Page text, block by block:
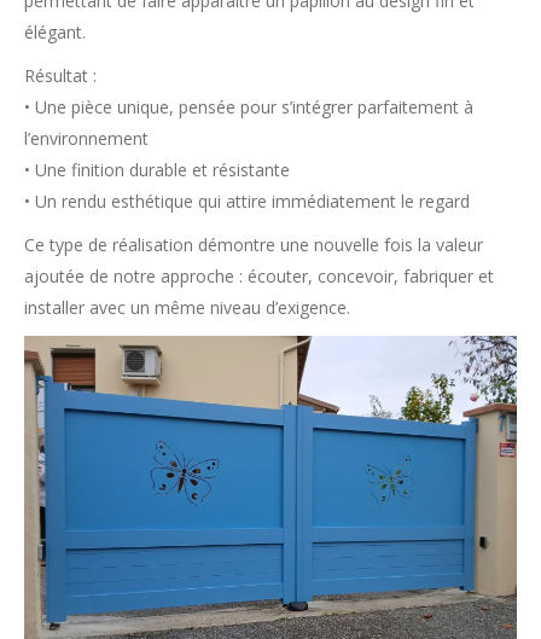
élégant.
Résultat :
• Une pièce unique, pensée pour s’intégrer parfaitement à
l’environnement
• Une finition durable et résistante
• Un rendu esthétique qui attire immédiatement le regard
Ce type de réalisation démontre une nouvelle fois la valeur
ajoutée de notre approche : écouter, concevoir, fabriquer et
installer avec un même niveau d’exigence.